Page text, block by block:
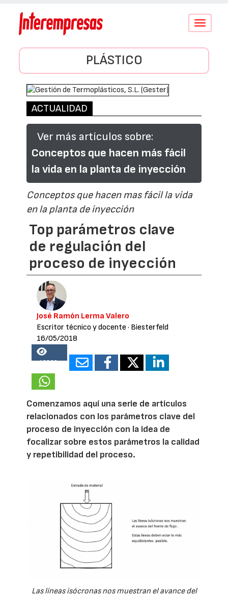
Conmutar
PLÁSTICO
ACTUALIDAD
Ver más artículos sobre:
Conceptos que hacen más fácil
la vida en la planta de inyección
Conceptos que hacen mas fácil la vida
en la planta de inyección
Top parámetros clave
de regulación del
proceso de inyección
José Ramón Lerma Valero
Escritor técnico y docente · Biesterfeld
16/05/2018
46869
Comenzamos aquí una serie de artículos
relacionados con los parámetros clave del
proceso de inyección con la idea de
focalizar sobre estos parámetros la calidad
y repetibilidad del proceso.
Las líneas isócronas nos muestran el avance del